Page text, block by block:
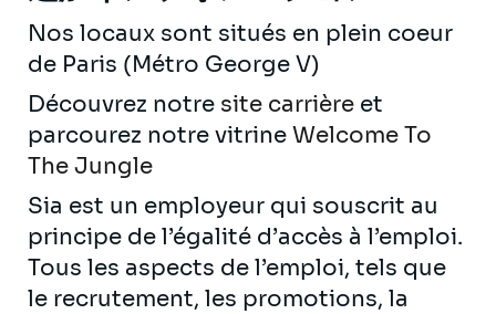
Nos locaux sont situés en plein coeur
de Paris (Métro George V)
Découvrez notre site carrière et
parcourez notre vitrine Welcome To
The Jungle
Sia est un employeur qui souscrit au
principe de l’égalité d’accès à l’emploi.
Tous les aspects de l’emploi, tels que
le recrutement, les promotions, la